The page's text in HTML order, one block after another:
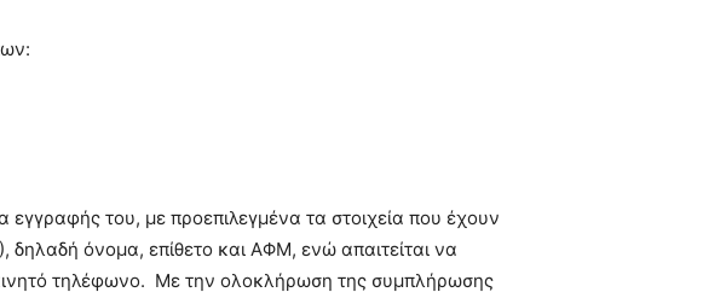
του, με προεπιλεγμένα τα στοιχεία που έχουν
όνομα, επίθετο και ΑΦΜ, ενώ απαιτείται να
τηλέφωνο. Με την ολοκλήρωση της συμπλήρωσης